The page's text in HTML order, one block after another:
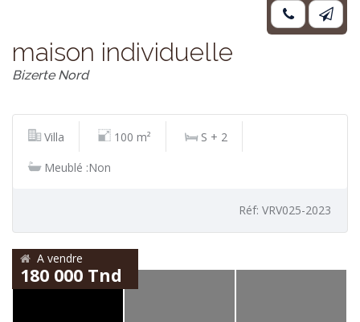
maison individuelle
Bizerte Nord
Villa 100 m²
S + 2
Meublé :Non
Réf: VRV025-2023
A vendre
180 000 Tnd